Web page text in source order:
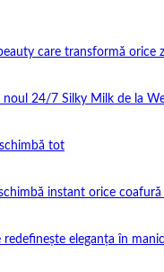
care transformă orice
noul 24/7 Silky Milk de la
tot
instant orice coafură
eleganța în